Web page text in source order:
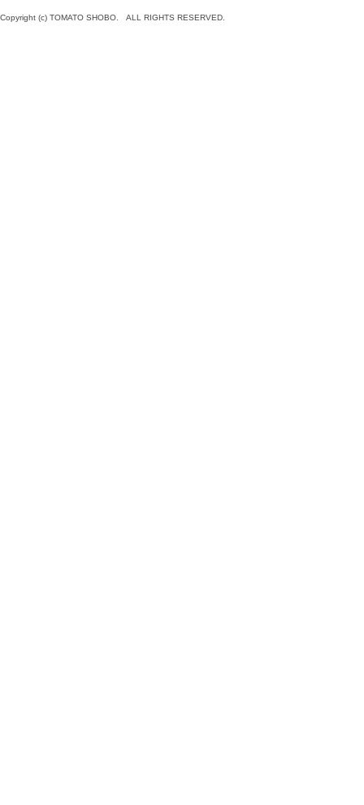
Copyright (c) TOMATO SHOBO. ALL RIGHTS RESERVED.